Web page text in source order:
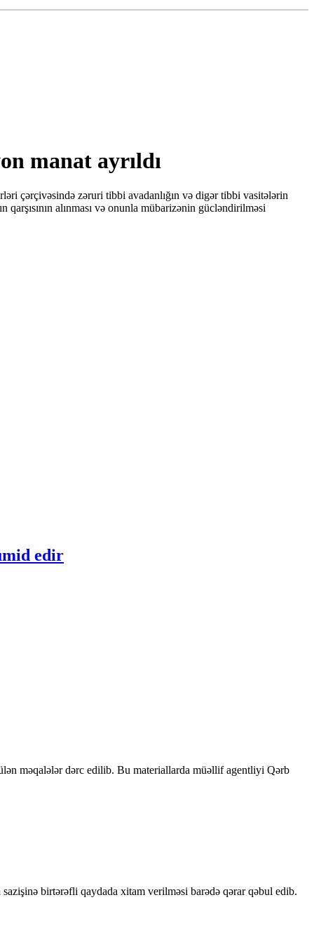
manat ayrıldı
çərçivəsində zəruri tibbi avadanlığın və digər tibbi vasitələrin
alınması və onunla mübarizənin gücləndirilməsi
edir
məqalələr dərc edilib. Bu materiallarda müəllif agentliyi Qərb
birtərəfli qaydada xitam verilməsi barədə qərar qəbul edib.